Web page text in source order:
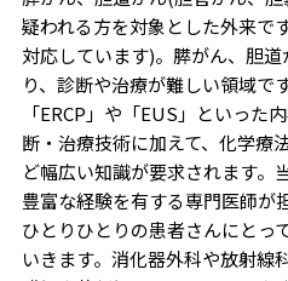
疑われる方を対象とした外来で
対応しています)。膵がん、胆
り、診断や治療が難しい領域で
「ERCP」や「EUS」といった
断・治療技術に加えて、化学療
ど幅広い知識が要求されます。
豊富な経験を有する専門医師が
ひとりひとりの患者さんにとっ
いきます。消化器外科や放射線